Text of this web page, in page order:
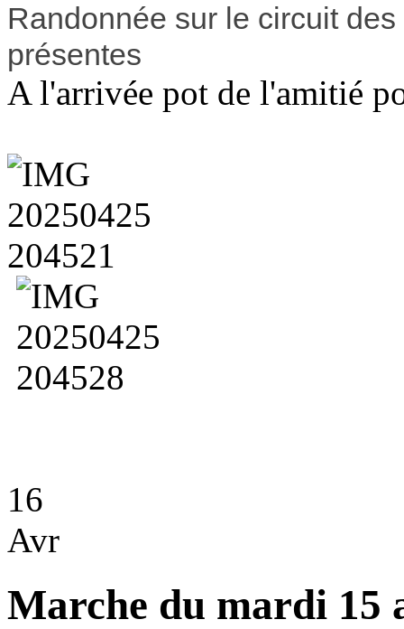
Randonnée sur le circuit
présentes
A l'arrivée pot de l'amitié
16
Avr
Marche du mardi